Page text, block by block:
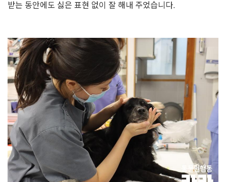
받는 동안에도 싫은 표현 없이 잘 해내 주었습니다.